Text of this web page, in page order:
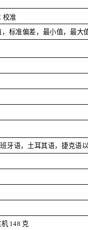
校准
标准偏差，最小值，最大
牙语， 土耳其语，捷克语
机 148 克